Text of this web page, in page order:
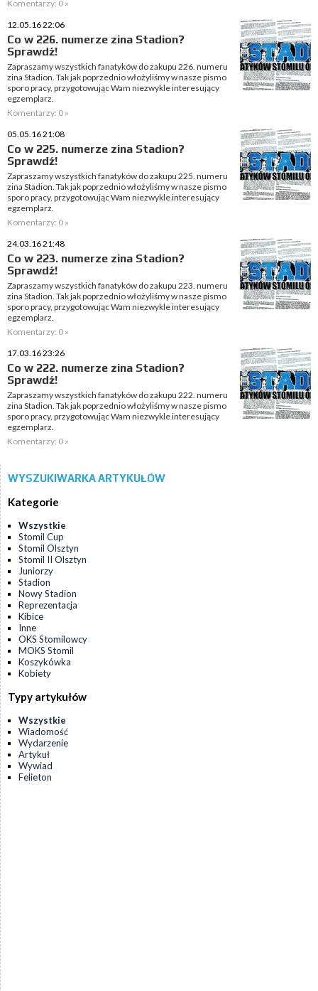
Komentarzy: 0 »
12.05.16 22:06
Co w 226. numerze zina Stadion?
Sprawdź!
Zapraszamy wszystkich fanatyków do zakupu 226. numeru
zina Stadion. Tak jak poprzednio włożyliśmy w nasze pismo
sporo pracy, przygotowując Wam niezwykle interesujący
egzemplarz.
Komentarzy: 0 »
05.05.16 21:08
Co w 225. numerze zina Stadion?
Sprawdź!
Zapraszamy wszystkich fanatyków do zakupu 225. numeru
zina Stadion. Tak jak poprzednio włożyliśmy w nasze pismo
sporo pracy, przygotowując Wam niezwykle interesujący
egzemplarz.
Komentarzy: 0 »
24.03.16 21:48
Co w 223. numerze zina Stadion?
Sprawdź!
Zapraszamy wszystkich fanatyków do zakupu 223. numeru
zina Stadion. Tak jak poprzednio włożyliśmy w nasze pismo
sporo pracy, przygotowując Wam niezwykle interesujący
egzemplarz.
Komentarzy: 0 »
17.03.16 23:26
Co w 222. numerze zina Stadion?
Sprawdź!
Zapraszamy wszystkich fanatyków do zakupu 222. numeru
zina Stadion. Tak jak poprzednio włożyliśmy w nasze pismo
sporo pracy, przygotowując Wam niezwykle interesujący
egzemplarz.
Komentarzy: 0 »
WYSZUKIWARKA ARTYKUŁÓW
Kategorie
Wszystkie
Stomil Cup
Stomil Olsztyn
Stomil II Olsztyn
Juniorzy
Stadion
Nowy Stadion
Reprezentacja
Kibice
Inne
OKS Stomilowcy
MOKS Stomil
Koszykówka
Kobiety
Typy artykułów
Wszystkie
Wiadomość
Wydarzenie
Artykuł
Wywiad
Felieton